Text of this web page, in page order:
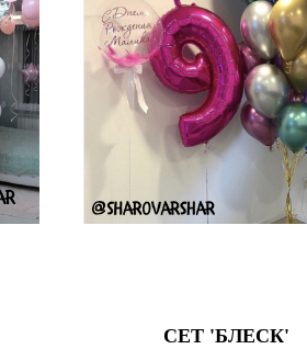
СЕТ 'БЛЕСК'